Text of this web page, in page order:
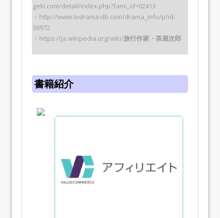
geki.com/detail/index.php?fami_id=02413
・http://www.tvdrama-db.com/drama_info/p/id-
36972
・https://ja.wikipedia.org/wiki/旅行作家・茶屋次郎
書籍紹介